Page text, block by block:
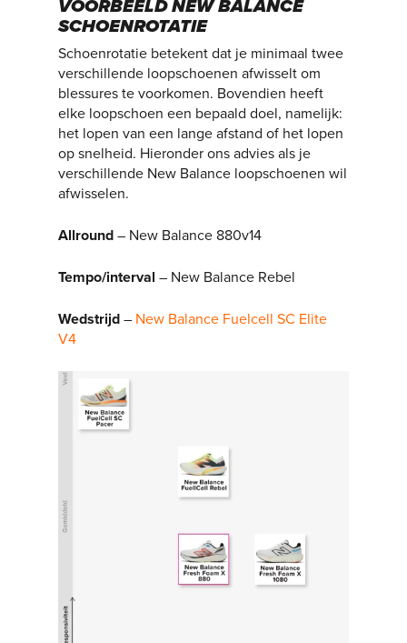
VOORBEELD NEW BALANCE
SCHOENROTATIE
Schoenrotatie betekent dat je minimaal twee
verschillende loopschoenen afwisselt om
blessures te voorkomen. Bovendien heeft
elke loopschoen een bepaald doel, namelijk:
het lopen van een lange afstand of het lopen
op snelheid. Hieronder ons advies als je
verschillende New Balance loopschoenen wil
afwisselen.
Allround – New Balance 880v14
Tempo/interval – New Balance Rebel
Wedstrijd – New Balance Fuelcell SC Elite
V4